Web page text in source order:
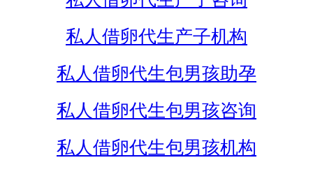
私人借卵代生产子机构
私人借卵代生包男孩助孕
私人借卵代生包男孩咨询
私人借卵代生包男孩机构